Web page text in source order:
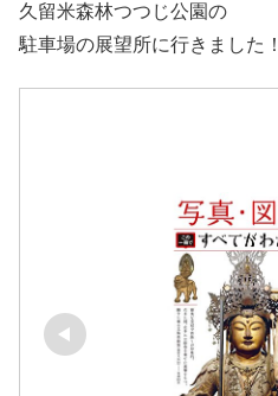
久留米森林つつじ公園の
駐車場の展望所に行きました！